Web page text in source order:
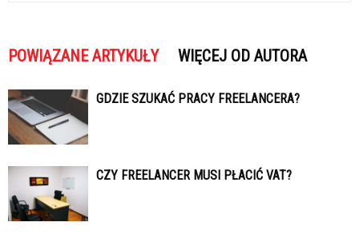
POWIĄZANE ARTYKUŁY WIĘCEJ OD AUTORA
GDZIE SZUKAĆ PRACY FREELANCERA?
CZY FREELANCER MUSI PŁACIĆ VAT?